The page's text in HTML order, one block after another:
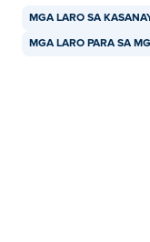
MGA LARO SA
MGA LARO PARA SA